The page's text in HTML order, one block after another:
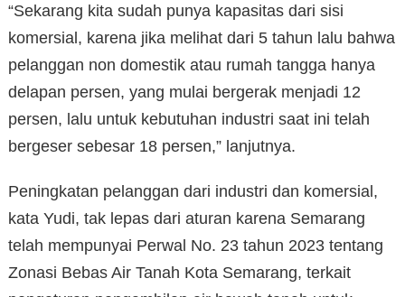
“Sekarang kita sudah punya kapasitas dari sisi
komersial, karena jika melihat dari 5 tahun lalu bahwa
pelanggan non domestik atau rumah tangga hanya
delapan persen, yang mulai bergerak menjadi 12
persen, lalu untuk kebutuhan industri saat ini telah
bergeser sebesar 18 persen,” lanjutnya.
Peningkatan pelanggan dari industri dan komersial,
kata Yudi, tak lepas dari aturan karena Semarang
telah mempunyai Perwal No. 23 tahun 2023 tentang
Zonasi Bebas Air Tanah Kota Semarang, terkait